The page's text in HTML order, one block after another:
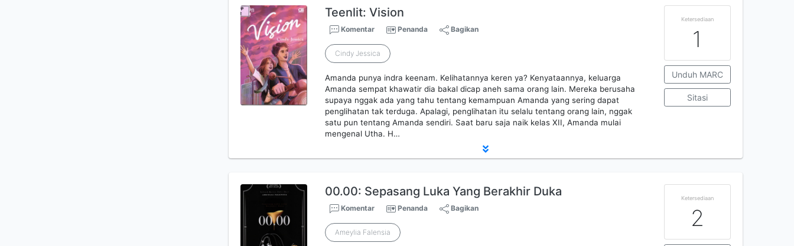
Teenlit: Vision
Komentar Penanda Bagikan
Cindy Jessica
Amanda punya indra keenam. Kelihatannya keren ya? Kenyataannya, keluarga
Amanda sempat khawatir dia bakal dicap aneh sama orang lain. Mereka berusaha
supaya nggak ada yang tahu tentang kemampuan Amanda yang sering dapat
penglihatan tak terduga. Apalagi, penglihatan itu selalu tentang orang lain, nggak
satu pun tentang Amanda sendiri. Saat baru saja naik kelas XII, Amanda mulai
mengenal Utha. H…
Ketersediaan
1
Unduh MARC
Sitasi
00.00: Sepasang Luka Yang Berakhir Duka
Komentar Penanda Bagikan
Ameylia Falensia
Ketersediaan
2